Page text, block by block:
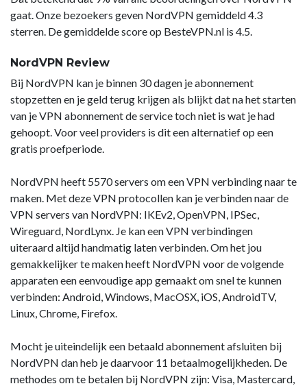
gaat. Onze bezoekers geven NordVPN gemiddeld 4.3
sterren. De gemiddelde score op BesteVPN.nl is 4.5.
NordVPN Review
Bij NordVPN kan je binnen 30 dagen je abonnement
stopzetten en je geld terug krijgen als blijkt dat na het starten
van je VPN abonnement de service toch niet is wat je had
gehoopt. Voor veel providers is dit een alternatief op een
gratis proefperiode.
NordVPN heeft 5570 servers om een VPN verbinding naar te
maken. Met deze VPN protocollen kan je verbinden naar de
VPN servers van NordVPN: IKEv2, OpenVPN, IPSec,
Wireguard, NordLynx. Je kan een VPN verbindingen
uiteraard altijd handmatig laten verbinden. Om het jou
gemakkelijker te maken heeft NordVPN voor de volgende
apparaten een eenvoudige app gemaakt om snel te kunnen
verbinden: Android, Windows, MacOSX, iOS, AndroidTV,
Linux, Chrome, Firefox.
Mocht je uiteindelijk een betaald abonnement afsluiten bij
NordVPN dan heb je daarvoor 11 betaalmogelijkheden. De
methodes om te betalen bij NordVPN zijn: Visa, Mastercard,